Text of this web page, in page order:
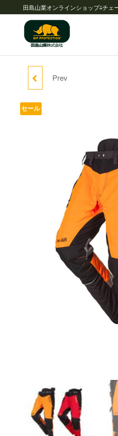
田島山業オンラインショップ⁂チ
⁂ 田
株式
Prev
セール